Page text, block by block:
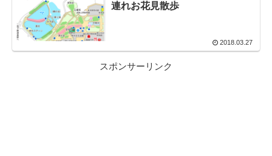
連れお花見散歩
2018.03.27
スポンサーリンク